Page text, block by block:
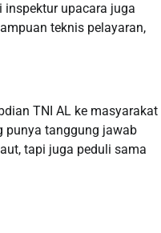
inspektur upacara juga
teknis pelayaran,
TNI AL ke masyarakat
punya tanggung jawab
tapi juga peduli sama